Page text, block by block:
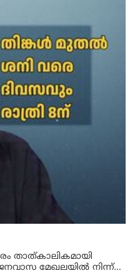
താത്കാലികമായി
ജനവാസ മേഖലയിൽ നിന്ന്